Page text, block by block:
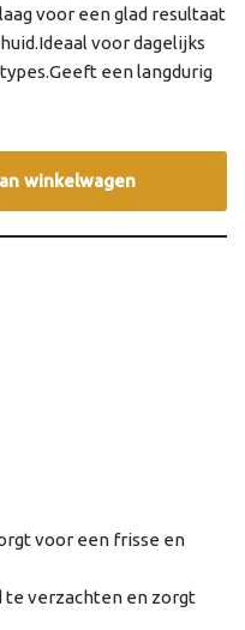
voor een glad resultaat
voor dagelijks
een langdurig
winkelwagen
voor een frisse en
te verzachten en zorgt